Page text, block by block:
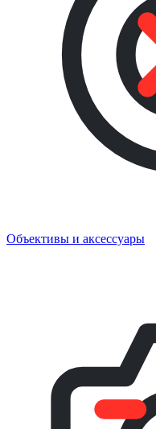
Объективы и аксессуары